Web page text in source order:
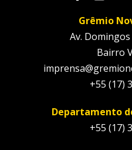
Grêmio
Av.
Bairro
+55 (17)
Departamento
+55 (17)